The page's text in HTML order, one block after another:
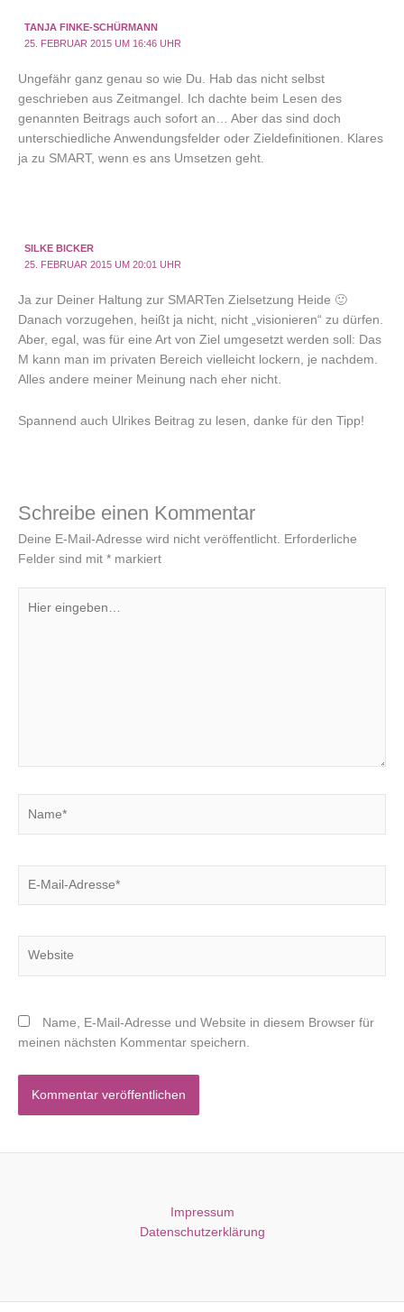
TANJA FINKE-SCHÜRMANN
25. FEBRUAR 2015 UM 16:46 UHR
Ungefähr ganz genau so wie Du. Hab das nicht selbst
geschrieben aus Zeitmangel. Ich dachte beim Lesen des
genannten Beitrags auch sofort an… Aber das sind doch
unterschiedliche Anwendungsfelder oder Zieldefinitionen. Klares
ja zu SMART, wenn es ans Umsetzen geht.
SILKE BICKER
25. FEBRUAR 2015 UM 20:01 UHR
Ja zur Deiner Haltung zur SMARTen Zielsetzung Heide 🙂
Danach vorzugehen, heißt ja nicht, nicht „visionieren“ zu dürfen.
Aber, egal, was für eine Art von Ziel umgesetzt werden soll: Das
M kann man im privaten Bereich vielleicht lockern, je nachdem.
Alles andere meiner Meinung nach eher nicht.
Spannend auch Ulrikes Beitrag zu lesen, danke für den Tipp!
Schreibe einen Kommentar
Deine E-Mail-Adresse wird nicht veröffentlicht.
Erforderliche
Felder sind mit * markiert
eingeben…
Name, E-Mail-Adresse und Website in diesem Browser für
meinen nächsten Kommentar speichern.
Impressum
Datenschutzerklärung